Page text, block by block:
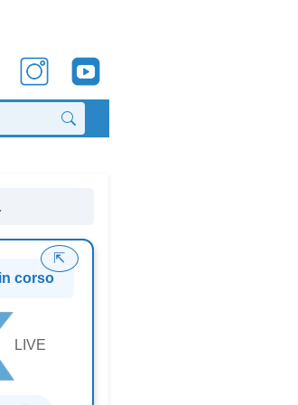
corso
LIVE
⇱